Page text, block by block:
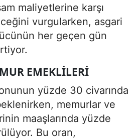
maliyetlerine karşı
vurgularken, asgari
her geçen gün
EMEKLILERI
yüzde 30 civarında
memurlar ve
maaşlarında yüzde
Bu oran,